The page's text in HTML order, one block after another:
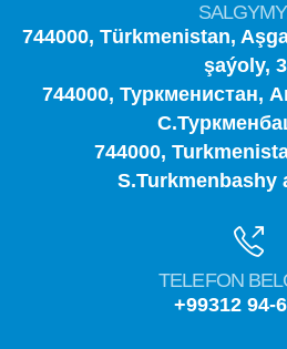
744000, Türkmenistan,
şaýoly,
744000, Туркменистан,
744000,
S.Turkmenbashy
TELEFON
+99312 94-